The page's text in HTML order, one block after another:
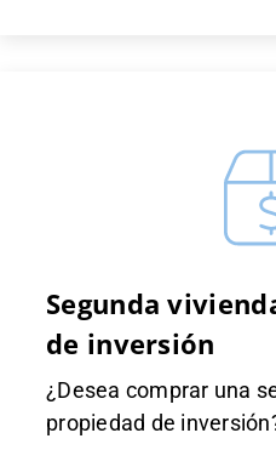
Segunda
de inversión
¿Desea comprar una
propiedad de